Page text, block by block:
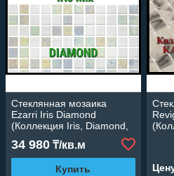
Стеклянная мозаика
Ezarri Iris Diamond
(Коллекция Iris, Diamond,
светло серый)
34 980 ₸/кв.м
Купить